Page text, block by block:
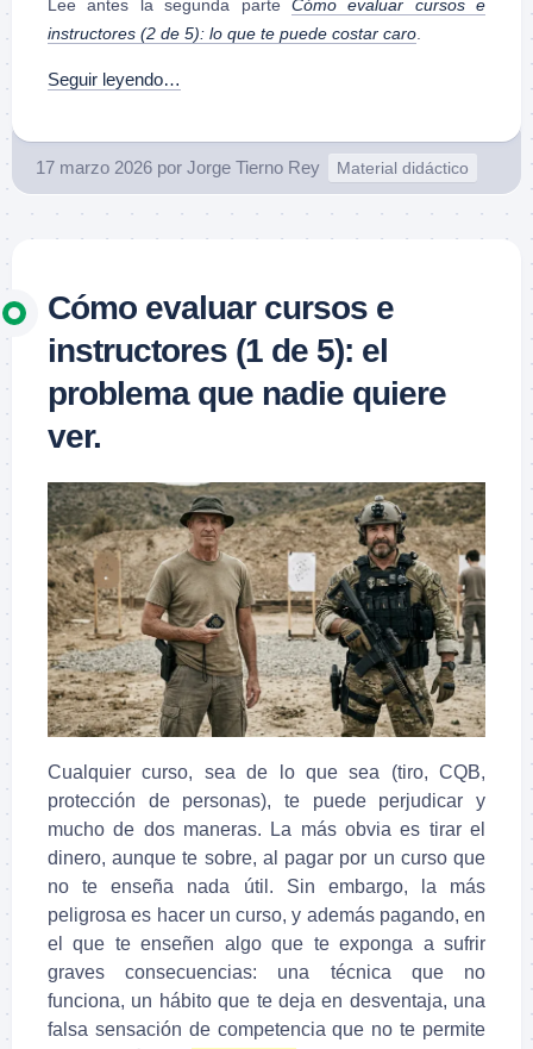
Lee antes la segunda parte Cómo evaluar cursos e
instructores (2 de 5): lo que te puede costar caro
Seguir leyendo…
17 marzo 2026 por Jorge Tierno Rey Material didáctico
Cómo evaluar cursos e
instructores (1 de 5): el
problema que nadie quiere
ver.
Cualquier curso, sea de lo que sea (tiro, CQB,
protección de personas), te puede perjudicar y
mucho de dos maneras. La más obvia es tirar el
dinero, aunque te sobre, al pagar por un curso que
no te enseña nada útil. Sin embargo, la más
peligrosa es hacer un curso, y además pagando, en
el que te enseñen algo que te exponga a sufrir
graves consecuencias: una técnica que no
funciona, un hábito que te deja en desventaja, una
falsa sensación de competencia que no te permite